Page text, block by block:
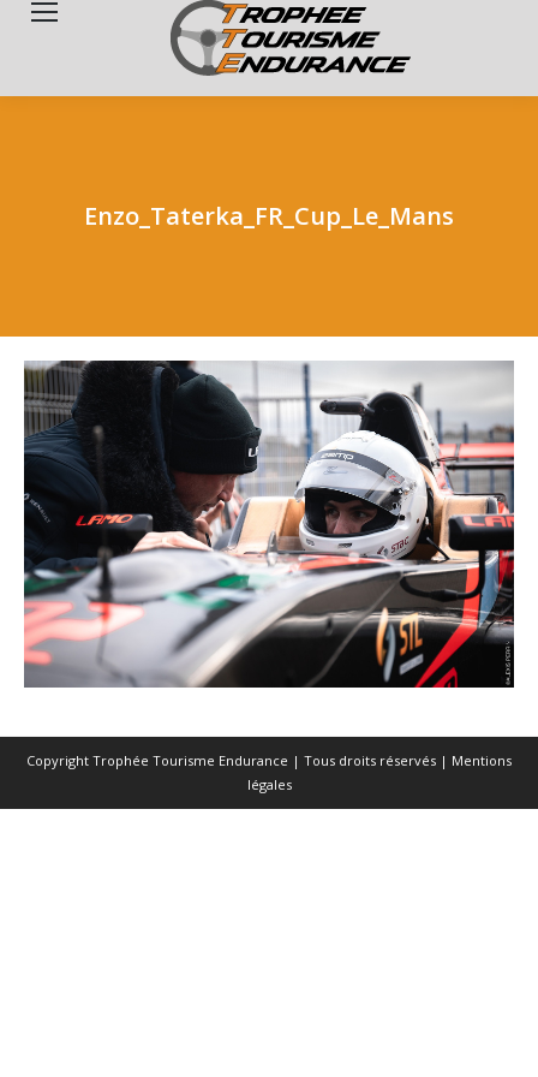
Enzo_Taterka_FR_Cup_Le_Mans
Copyright Trophée Tourisme Endurance | Tous droits réservés | Mentions
légales